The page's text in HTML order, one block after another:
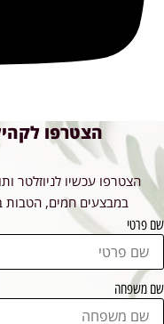
הצטרפו
הצטרפו עכשיו לניוזלטר
במבצעים חמים, הטבות
שם פרטי
שם משפחה